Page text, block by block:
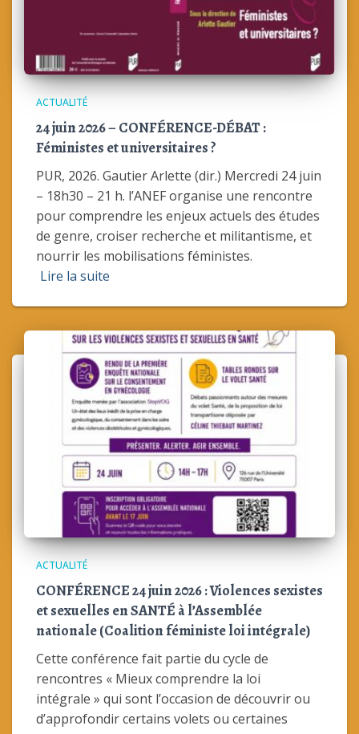
ACTUALITÉ
24 juin 2026 – CONFÉRENCE-DÉBAT :
Féministes et universitaires ?
PUR, 2026. Gautier Arlette (dir.) Mercredi 24 juin
– 18h30 – 21 h. l’ANEF organise une rencontre
pour comprendre les enjeux actuels des études
de genre, croiser recherche et militantisme, et
nourrir les mobilisations féministes.
Lire la suite
ACTUALITÉ
CONFÉRENCE 24 juin 2026 : Violences sexistes
et sexuelles en SANTÉ à l’Assemblée
nationale (Coalition féministe loi intégrale)
Cette conférence fait partie du cycle de
rencontres « Mieux comprendre la loi
intégrale » qui sont l’occasion de découvrir ou
d’approfondir certains volets ou certaines